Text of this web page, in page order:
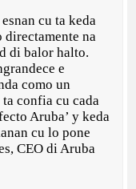
cu ta keda
na
di balor halto.
e
como un
confia cu cada
Aruba’ y keda
cu lo pone
CEO di Aruba